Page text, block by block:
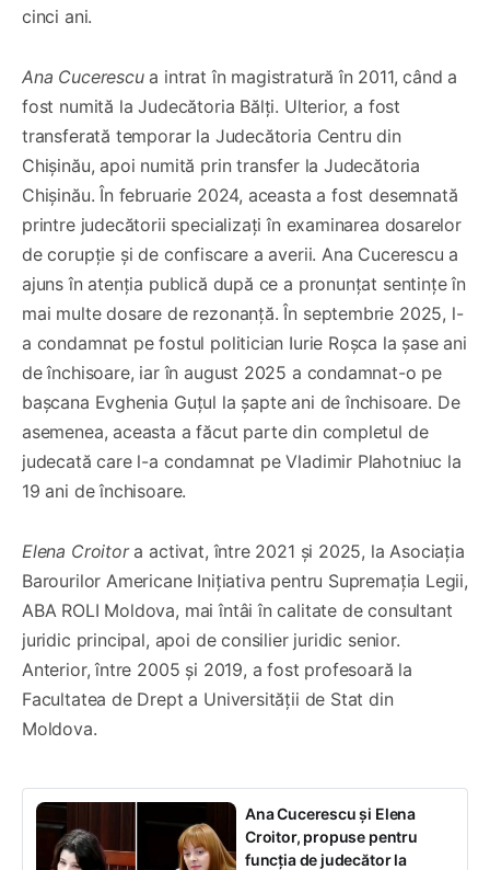
cinci ani.
Ana Cucerescua intrat în magistratură în 2011, când a
fost numită la Judecătoria Bălți. Ulterior, a fost
transferată temporar la Judecătoria Centru din
Chișinău, apoi numită prin transfer la Judecătoria
Chișinău. În februarie 2024, aceasta a fost desemnată
printre judecătorii specializați în examinarea dosarelor
de corupție și de confiscare a averii. Ana Cucerescu a
ajuns în atenția publică după ce a pronunțat sentințe în
mai multe dosare de rezonanță. În septembrie 2025, l-
a condamnat pe fostul politician Iurie Roșca la șase ani
de închisoare, iar în august 2025 a condamnat-o pe
bașcana Evghenia Guțul la șapte ani de închisoare. De
asemenea, aceasta a făcut parte din completul de
judecată care l-a condamnat pe Vladimir Plahotniuc la
19 ani de închisoare.
Elena Croitora activat, între 2021 și 2025, la Asociația
Barourilor Americane Inițiativa pentru Supremația Legii,
ABA ROLI Moldova, mai întâi în calitate de consultant
juridic principal, apoi de consilier juridic senior.
Anterior, între 2005 și 2019, a fost profesoară la
Facultatea de Drept a Universității de Stat din
Moldova.
Ana Cucerescu și Elena
Croitor, propuse pentru
funcția de judecător la